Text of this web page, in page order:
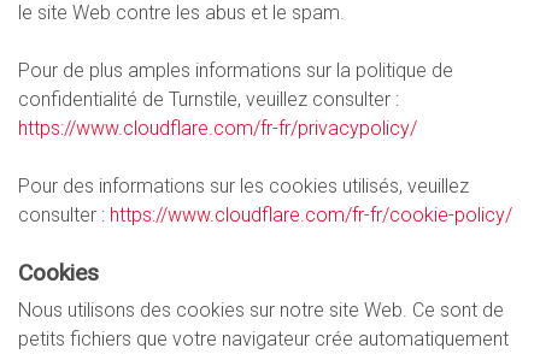
le site Web contre les abus et le spam.
Pour de plus amples informations sur la politique de
confidentialité de Turnstile, veuillez consulter :
https://www.cloudflare.com/fr-fr/privacypolicy/
Pour des informations sur les cookies utilisés, veuillez
consulter : https://www.cloudflare.com/fr-fr/cookie-policy/
Cookies
Nous utilisons des cookies sur notre site Web. Ce sont de
petits fichiers que votre navigateur crée automatiquement